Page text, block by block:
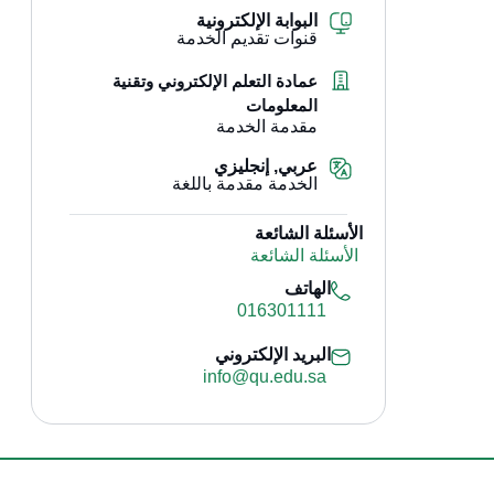
البوابة الإلكترونية
قنوات تقديم الخدمة
عمادة التعلم الإلكتروني وتقنية
المعلومات
مقدمة الخدمة
عربي, إنجليزي
الخدمة مقدمة باللغة
الأسئلة الشائعة
الأسئلة الشائعة
الهاتف
016301111
البريد الإلكتروني
info@qu.edu.sa